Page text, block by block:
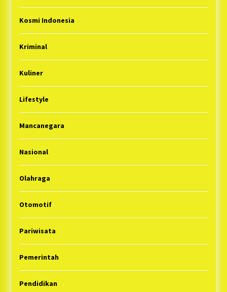
Kosmi Indonesia
Kriminal
Kuliner
Lifestyle
Mancanegara
Nasional
Olahraga
Otomotif
Pariwisata
Pemerintah
Pendidikan